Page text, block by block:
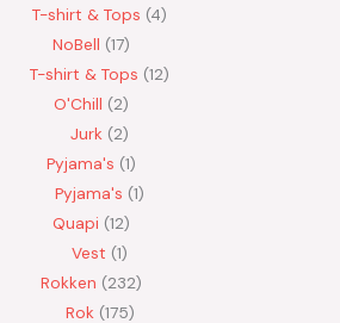
T-shirt & Tops 4
NoBell 17
T-shirt & Tops 12
O'Chill 2
Jurk 2
Pyjama's 1
Pyjama's 1
Quapi 12
Vest 1
Rokken 232
Rok 175